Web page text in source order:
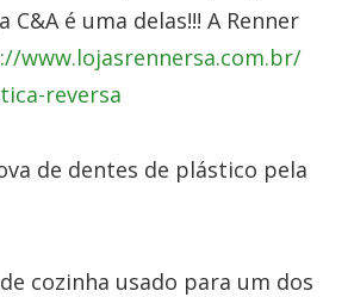
C&A é uma delas!!! A Renner
www.lojasrennersa.com.br/
reversa
de dentes de plástico pela
cozinha usado para um dos